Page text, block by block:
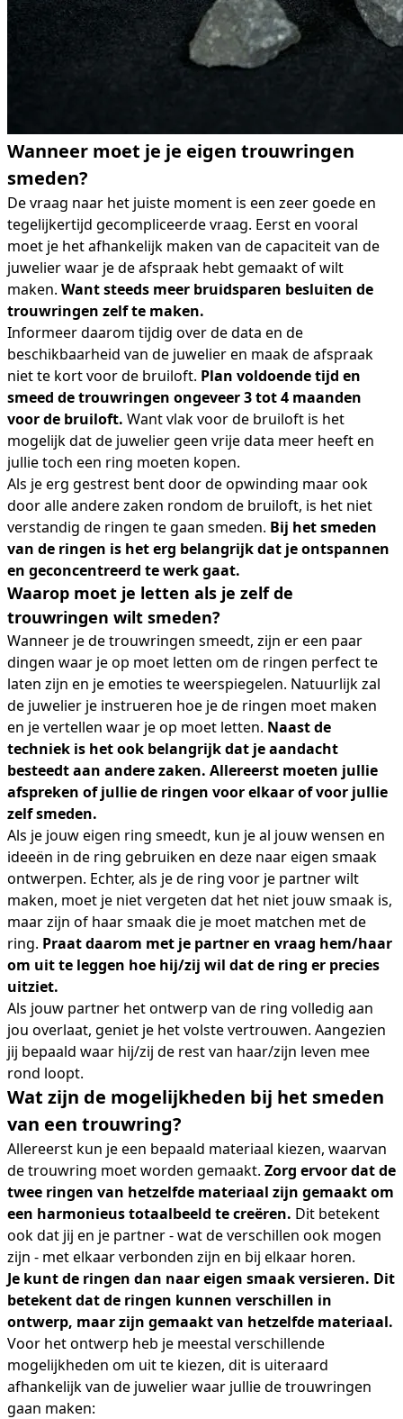
Wanneer moet je je eigen trouwringen
smeden?
De vraag naar het juiste moment is een zeer goede en
tegelijkertijd gecompliceerde vraag. Eerst en vooral
moet je het afhankelijk maken van de capaciteit van de
juwelier waar je de afspraak hebt gemaakt of wilt
maken. Want steeds meer bruidsparen besluiten de
trouwringen zelf te maken.
Informeer daarom tijdig over de data en de
beschikbaarheid van de juwelier en maak de afspraak
niet te kort voor de bruiloft. Plan voldoende tijd en
smeed de trouwringen ongeveer 3 tot 4 maanden
voor de bruiloft. Want vlak voor de bruiloft is het
mogelijk dat de juwelier geen vrije data meer heeft en
jullie toch een ring moeten kopen.
Als je erg gestrest bent door de opwinding maar ook
door alle andere zaken rondom de bruiloft, is het niet
verstandig de ringen te gaan smeden. Bij het smeden
van de ringen is het erg belangrijk dat je ontspannen
en geconcentreerd te werk gaat.
Waarop moet je letten als je zelf de
trouwringen wilt smeden?
Wanneer je de trouwringen smeedt, zijn er een paar
dingen waar je op moet letten om de ringen perfect te
laten zijn en je emoties te weerspiegelen. Natuurlijk zal
de juwelier je instrueren hoe je de ringen moet maken
en je vertellen waar je op moet letten. Naast de
techniek is het ook belangrijk dat je aandacht
besteedt aan andere zaken. Allereerst moeten jullie
afspreken of jullie de ringen voor elkaar of voor jullie
zelf smeden.
Als je jouw eigen ring smeedt, kun je al jouw wensen en
ideeën in de ring gebruiken en deze naar eigen smaak
ontwerpen. Echter, als je de ring voor je partner wilt
maken, moet je niet vergeten dat het niet jouw smaak is,
maar zijn of haar smaak die je moet matchen met de
ring. Praat daarom met je partner en vraag hem/haar
om uit te leggen hoe hij/zij wil dat de ring er precies
uitziet.
Als jouw partner het ontwerp van de ring volledig aan
jou overlaat, geniet je het volste vertrouwen. Aangezien
jij bepaald waar hij/zij de rest van haar/zijn leven mee
rond loopt.
Wat zijn de mogelijkheden bij het smeden
van een trouwring?
Allereerst kun je een bepaald materiaal kiezen, waarvan
de trouwring moet worden gemaakt. Zorg ervoor dat de
twee ringen van hetzelfde materiaal zijn gemaakt om
een harmonieus totaalbeeld te creëren. Dit betekent
ook dat jij en je partner - wat de verschillen ook mogen
zijn - met elkaar verbonden zijn en bij elkaar horen.
Je kunt de ringen dan naar eigen smaak versieren. Dit
betekent dat de ringen kunnen verschillen in
ontwerp, maar zijn gemaakt van hetzelfde materiaal.
Voor het ontwerp heb je meestal verschillende
mogelijkheden om uit te kiezen, dit is uiteraard
afhankelijk van de juwelier waar jullie de trouwringen
gaan maken: